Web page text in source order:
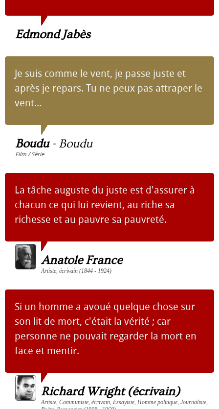
Edmond Jabès
Je suis comme le vent, je passe juste et
après je repars. Tu ne peux pas attraper le
vent...
Boudu- Boudu
Film / Série
La tâche auguste du juste est d'assurer à
chacun ce qui lui revient, au riche sa
richesse et au pauvre sa pauvreté.
Anatole France
Artiste, écrivain (1844 - 1924)
Si un homme a avoué quelque chose sur
son lit de mort, c'était la vérité ; car
personne ne pouvait regarder la mort en
face et mentir.
Richard Wright (écrivain)
Artiste, Communiste, écrivain, Essayiste, Homme politique, Journaliste,